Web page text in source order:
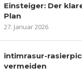
Einsteiger: Der
Plan
27. Januar 2026
intimrasur-
vermeiden